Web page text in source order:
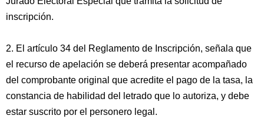
inscripción.
2. El artículo 34 del Reglamento de Inscripción, señala que
el recurso de apelación se deberá presentar acompañado
del comprobante original que acredite el pago de la tasa, la
constancia de habilidad del letrado que lo autoriza, y debe
estar suscrito por el personero legal.